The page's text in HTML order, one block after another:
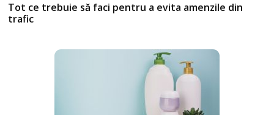
Tot ce trebuie să faci pentru a evita amenzile din
trafic